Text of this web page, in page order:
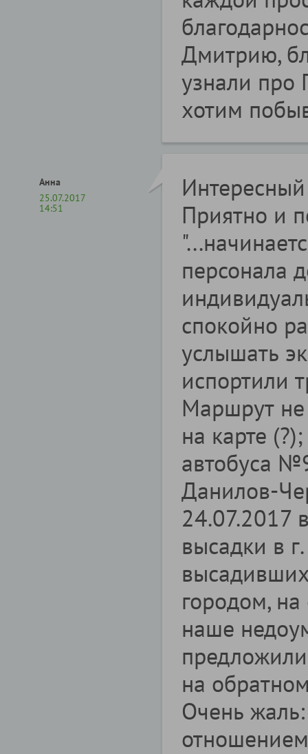
Дмитрию,
узнали про
хотим
Анна
25.07.2017
14:51
Приятно и
персонала
спокойно
услышать
испортили
Маршрут не
на карте
автобуса
Данилов-
24.07.2017
высадки в
городом,
наше
на
Очень